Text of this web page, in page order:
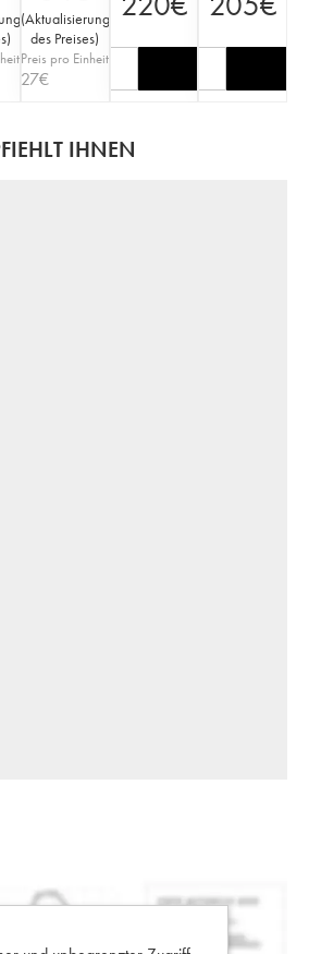
)
(Aktualisierung
des Preises)
Preis pro Einheit
27€
IHNEN